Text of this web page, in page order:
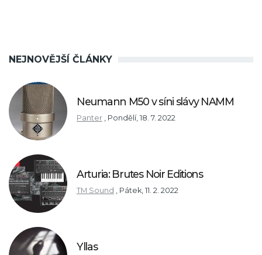
NEJNOVĚJŠÍ ČLÁNKY
Neumann M50 v síni slávy NAMM
Panter Pondělí, 18. 7. 2022
Arturia: Brutes Noir Editions
TM Sound Pátek, 11. 2. 2022
Yllas